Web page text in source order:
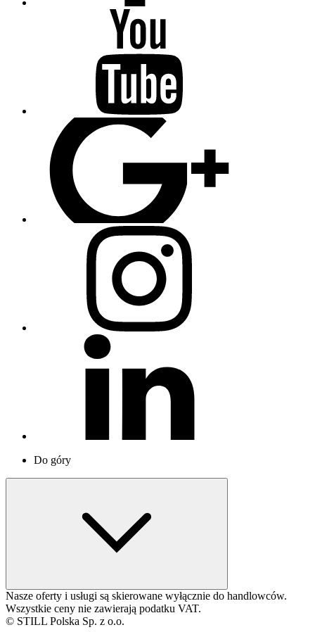
Do góry
Nasze oferty i usługi są skierowane wyłącznie do handlowców.
Wszystkie ceny nie zawierają podatku VAT.
© STILL Polska Sp. z o.o.